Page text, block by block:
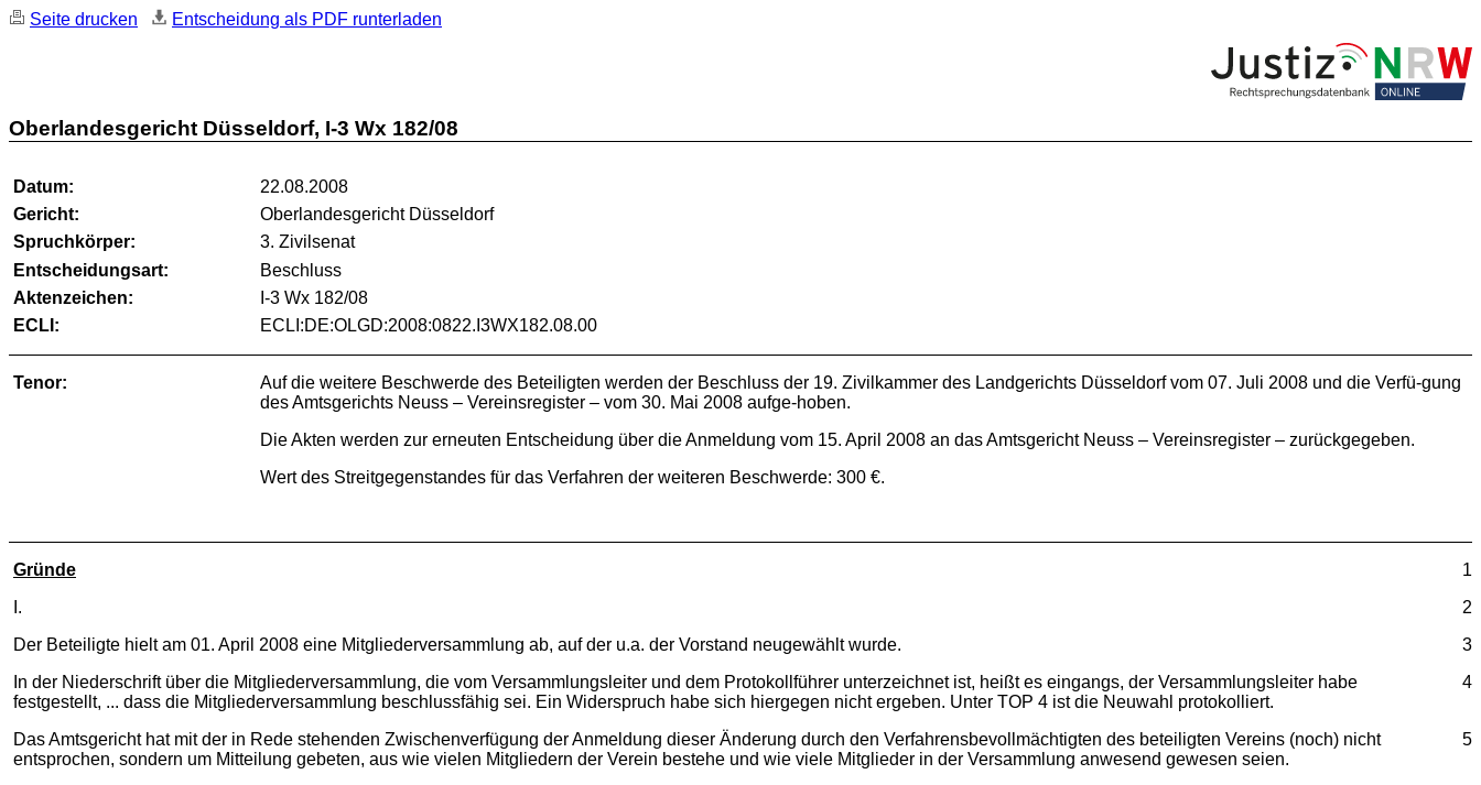
Seite drucken Entscheidung als PDF runterladen
Oberlandesgericht Düsseldorf, I-3 Wx 182/08
Datum:
22.08.2008
Gericht:
Oberlandesgericht Düsseldorf
Spruchkörper:
3. Zivilsenat
Entscheidungsart:
Beschluss
Aktenzeichen:
I-3 Wx 182/08
ECLI:
ECLI:DE:OLGD:2008:0822.I3WX182.08.00
Tenor:
Auf die weitere Beschwerde des Beteiligten werden der Beschluss der 19. Zivilkammer des Landgerichts Düsseldorf vom 07. Juli 2008 und die Verfü-gung
des Amtsgerichts Neuss – Vereinsregister – vom 30. Mai 2008 aufge-hoben.
Die Akten werden zur erneuten Entscheidung über die Anmeldung vom 15. April 2008 an das Amtsgericht Neuss – Vereinsregister – zurückgegeben.
Wert des Streitgegenstandes für das Verfahren der weiteren Beschwerde: 300 €.
1
Gründe
2
I.
3
Der Beteiligte hielt am 01. April 2008 eine Mitgliederversammlung ab, auf der u.a. der Vorstand neugewählt wurde.
4
In der Niederschrift über die Mitgliederversammlung, die vom Versammlungsleiter und dem Protokollführer unterzeichnet ist, heißt es eingangs, der Versammlungsleiter habe
festgestellt, ... dass die Mitgliederversammlung beschlussfähig sei. Ein Widerspruch habe sich hiergegen nicht ergeben. Unter TOP 4 ist die Neuwahl protokolliert.
5
Das Amtsgericht hat mit der in Rede stehenden Zwischenverfügung der Anmeldung dieser Änderung durch den Verfahrensbevollmächtigten des beteiligten Vereins (noch) nicht
entsprochen, sondern um Mitteilung gebeten, aus wie vielen Mitgliedern der Verein bestehe und wie viele Mitglieder in der Versammlung anwesend gewesen seien.